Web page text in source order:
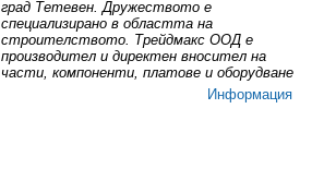
град Тетевен. Дружеството е
специализирано в областта на
строителството. Трейдмакс ООД е
производител и директен вносител на
части, компоненти, платове и оборудване
Информация